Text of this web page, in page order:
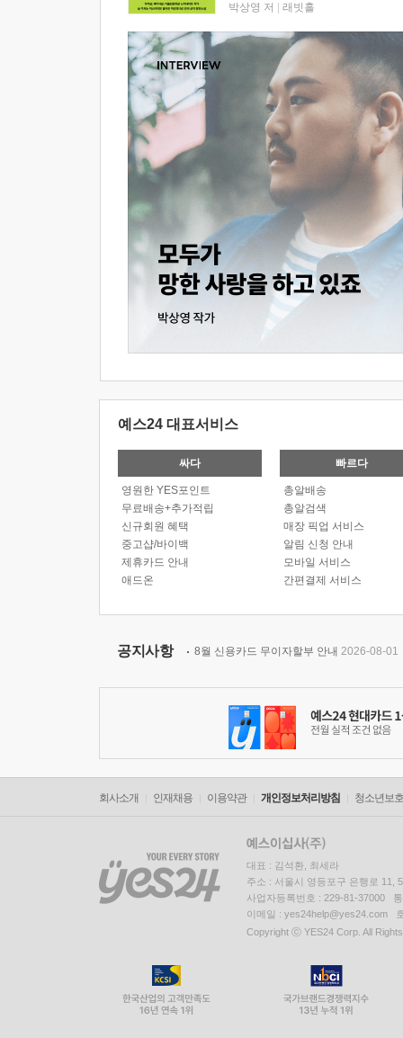
박상영 저 래빗홀
예스24 대표서비스
싸다
영원한 YES포인트
무료배송+추가적립
신규회원 혜택
중고샵/바이백
제휴카드 안내
애드온
빠르다
총알배송
총알검색
매장 픽업 서비스
알림 신청 안내
모바일 서비스
간편결제 서비스
공지사항 8월 신용카드 무이자할부 안내 2026-08-01
회사소개 인재채용 이용약관 개인정보처리방침 청소년보
대표 : 김석환, 최세라
주소 : 서울시 영등포구 은행로 11,
사업자등록번호 : 229-81-37000
이메일 : yes24help@yes24.com
Copyright ⓒ YES24 Corp. All